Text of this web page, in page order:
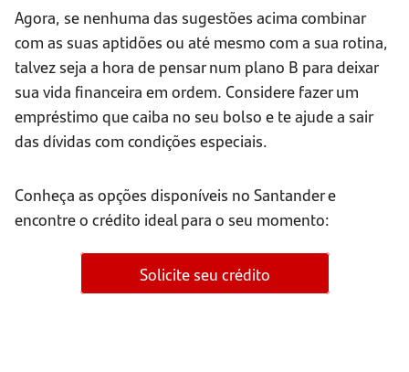
Agora, se nenhuma das sugestões acima combinar
com as suas aptidões ou até mesmo com a sua rotina,
talvez seja a hora de pensar num plano B para deixar
sua vida financeira em ordem. Considere fazer um
empréstimo que caiba no seu bolso e te ajude a sair
das dívidas com condições especiais.
Conheça as opções disponíveis no Santander e
encontre o crédito ideal para o seu momento:
Solicite seu crédito